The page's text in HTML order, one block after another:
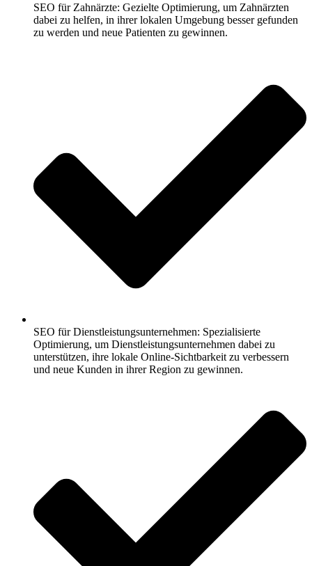
SEO für Zahnärzte: Gezielte Optimierung, um Zahnärzten
dabei zu helfen, in ihrer lokalen Umgebung besser gefunden
zu werden und neue Patienten zu gewinnen.
SEO für Dienstleistungsunternehmen: Spezialisierte
Optimierung, um Dienstleistungsunternehmen dabei zu
unterstützen, ihre lokale Online-Sichtbarkeit zu verbessern
und neue Kunden in ihrer Region zu gewinnen.